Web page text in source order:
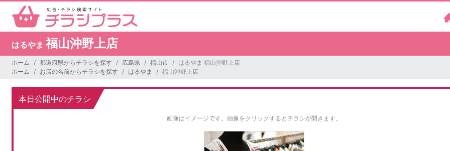
はるやま福山沖野上店
ホーム 都道府県からチラシを探す 広島県 福山市
はるやま 福山沖野上店
ホーム
お店の名前からチラシを探す はるやま 福山沖野上店
本日公開中のチラシ
画像はイメージです。 画像をクリックするとチラシが開きます。